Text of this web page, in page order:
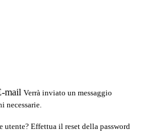
mail Verrà inviato un messaggio
necessarie.
utente? Effettua il reset della password